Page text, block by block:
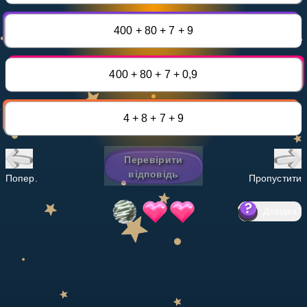
Invite a Friend
Select curriculum
400 + 80 + 7 + 9
400 + 80 + 7 + 0,9
4 + 8 + 7 + 9
Попер.
Перевірити
відповідь
Пропустити
?